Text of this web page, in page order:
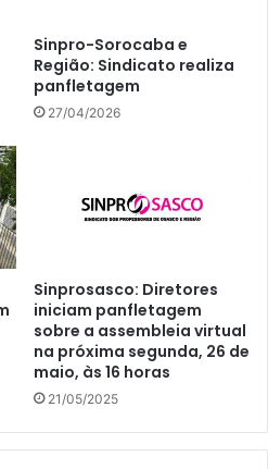
Sinpro-Sorocaba e
Região: Sindicato realiza
panfletagem
27/04/2026
Sinprosasco: Diretores
iniciam panfletagem
sobre a assembleia virtual
na próxima segunda, 26 de
maio, às 16 horas
21/05/2025